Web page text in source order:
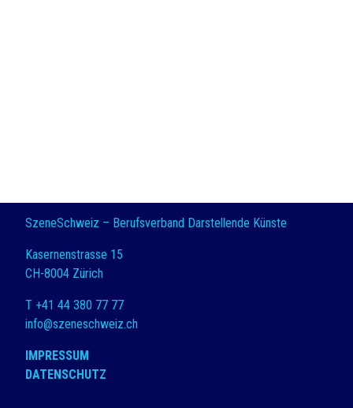
SzeneSchweiz – Berufsverband Darstellende Künste
Kasernenstrasse 15
CH-8004 Zürich
T +41 44 380 77 77
info@szeneschweiz.ch
IMPRESSUM
DATENSCHUTZ